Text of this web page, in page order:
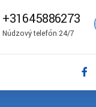
+31645886273
Núdzový telefón 24/7